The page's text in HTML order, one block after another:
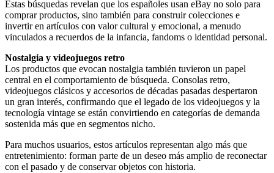
Estas búsquedas revelan que los españoles usan eBay no solo para
comprar productos, sino también para construir colecciones e
invertir en artículos con valor cultural y emocional, a menudo
vinculados a recuerdos de la infancia, fandoms o identidad personal.
Nostalgia y videojuegos retro
Los productos que evocan nostalgia también tuvieron un papel
central en el comportamiento de búsqueda. Consolas retro,
videojuegos clásicos y accesorios de décadas pasadas despertaron
un gran interés, confirmando que el legado de los videojuegos y la
tecnología vintage se están convirtiendo en categorías de demanda
sostenida más que en segmentos nicho.
Para muchos usuarios, estos artículos representan algo más que
entretenimiento: forman parte de un deseo más amplio de reconectar
con el pasado y de conservar objetos con historia.